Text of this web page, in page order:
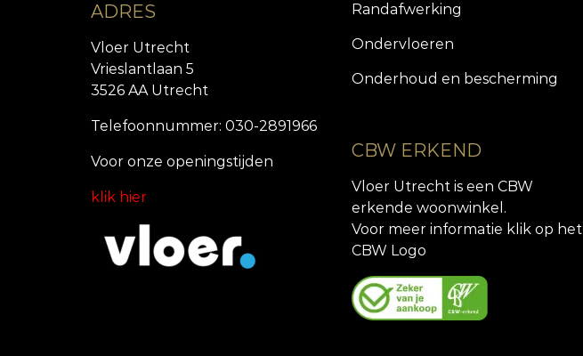
ADRES
Vloer Utrecht
Vrieslantlaan 5
3526 AA Utrecht
Telefoonnummer: 030-2891966
Voor onze openingstijden
klik hier
Randafwerking
Ondervloeren
Onderhoud en bescherming
CBW ERKEND
Vloer Utrecht is een CBW
erkende woonwinkel.
Voor meer informatie klik op het
CBW Logo